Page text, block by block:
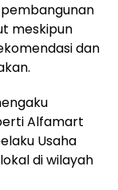
meskipun
dan
Alfamart
Usaha
di wilayah